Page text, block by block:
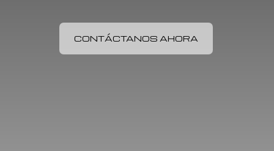
CONTÁCTANOS AHORA